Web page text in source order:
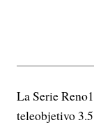
La Serie
teleobjetivo